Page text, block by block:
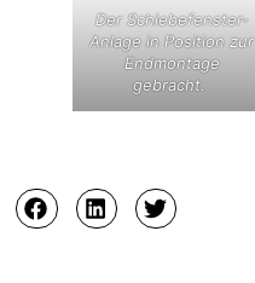
Der Schiebefenster-
Anlage in Position zur
Endmontage
gebracht.